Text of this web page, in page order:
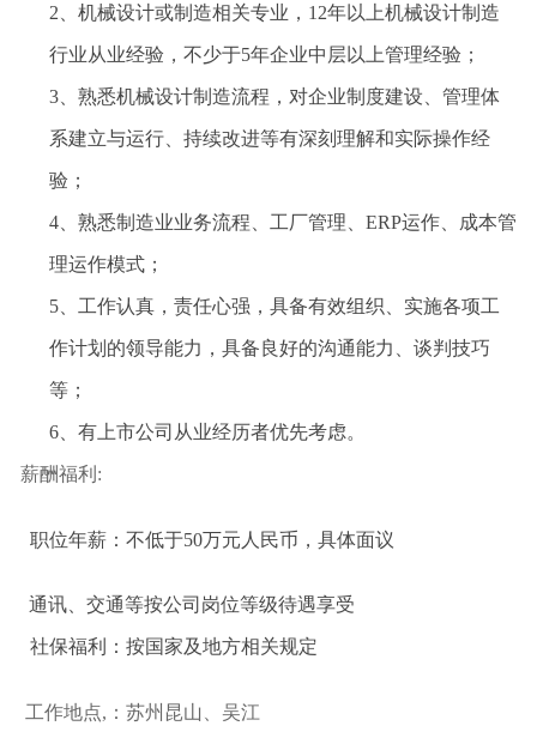
2、 机械设计或制造相关专业，12年以上机械设计制造
行业从业经验，不少于5年企业中层以上管理经验；
3、 熟悉机械设计制造流程，对企业制度建设、管理体
系建立与运行、持续改进等有深刻理解和实际操作经
验；
4、 熟悉制造业业务流程、工厂管理、ERP运作、成本管
理运作模式；
5、 工作认真，责任心强，具备有效组织、实施各项工
作计划的领导能力，具备良好的沟通能力、谈判技巧
等；
6、 有上市公司从业经历者优先考虑。
薪酬福利:
职位年薪：不低于50万元人民币，具体面议
通讯、交通等按公司岗位等级待遇享受
社保福利：按国家及地方相关规定
工作地点,：苏州昆山、吴江